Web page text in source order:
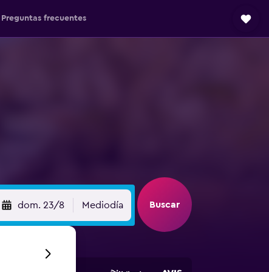
Preguntas frecuentes
dom. 23/8 Mediodía Buscar